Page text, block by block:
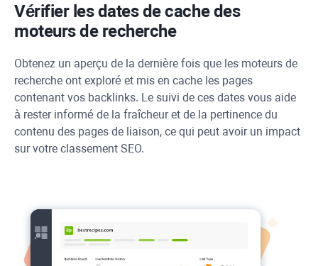
Vérifier les dates de cache des
moteurs de recherche
Obtenez un aperçu de la dernière fois que les moteurs de
recherche ont exploré et mis en cache les pages
contenant vos backlinks. Le suivi de ces dates vous aide
à rester informé de la fraîcheur et de la pertinence du
contenu des pages de liaison, ce qui peut avoir un impact
sur votre classement SEO.